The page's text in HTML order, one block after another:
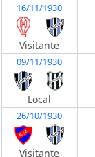
16/11/1930
Visitante
09/11/1930
Local
26/10/1930
Visitante